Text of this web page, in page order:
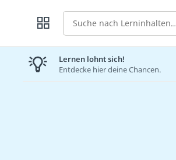
Suche
Lernen lohnt sich!
Entdecke hier deine Chancen.